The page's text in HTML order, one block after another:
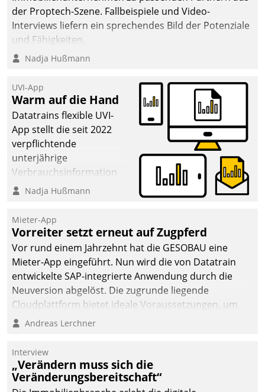
der Proptech-Szene. Fallbeispiele und Video-
Interviews liefern ein sprechendes Bild der Potenziale
und Fähigkeiten.
Nadja Hußmann
UVI-App
Warm auf die Hand
Datatrains flexible UVI-
App stellt die seit 2022
verpflichtende
unterjährige
Verbrauchsinformation
schnell, zuverlässig und
Die monatlichen
Mitteilungen zum
Heizungs- und
Wasserverbrauch gehen
automatisiert, vollständig
und auf Wunsch über
mehrere zuvor
Kommunikationswege bei
Nadja Hußmann
Mieter-App
Vorreiter setzt erneut auf Zugpferd
Vor rund einem Jahrzehnt hat die GESOBAU eine
Mieter-App eingeführt. Nun wird die von Datatrain
entwickelte SAP-integrierte Anwendung durch die
Neuversion abgelöst. Die zugrunde liegende
Cloudplattform bietet ideale Voraussetzungen, um
die Funktionalität der App zu erweitern und weitere
integrieren.
Andreas Lerchner
Interview
„Verändern muss sich die
Veränderungsbereitschaft“